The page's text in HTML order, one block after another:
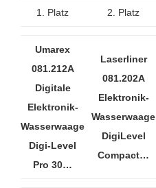
1. Platz 2. Platz
Umarex
081.212A
Digitale
Elektronik-
Wasserwaage
Digi-Level
Pro 30…
Laserliner
081.202A
Elektronik-
Wasserwaage
DigiLevel
Compact…